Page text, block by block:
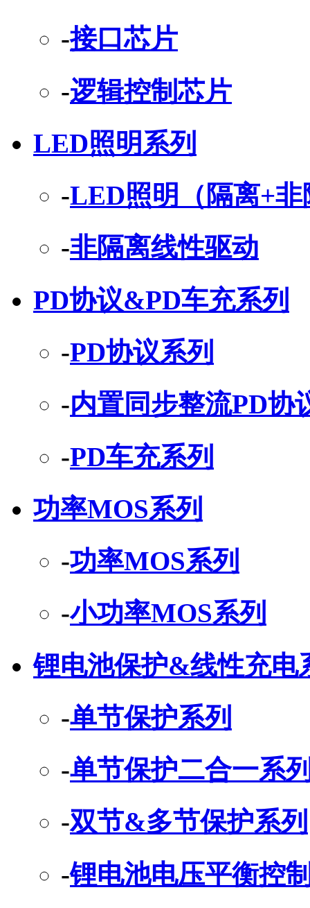
-接口芯片
-逻辑控制芯片
LED照明系列
-LED照明（隔离+非
-非隔离线性驱动
PD协议&PD车充系列
-PD协议系列
-内置同步整流PD协
-PD车充系列
功率MOS系列
-功率MOS系列
-小功率MOS系列
锂电池保护&线性充电
-单节保护系列
-单节保护二合一系
-双节&多节保护系列
-锂电池电压平衡控